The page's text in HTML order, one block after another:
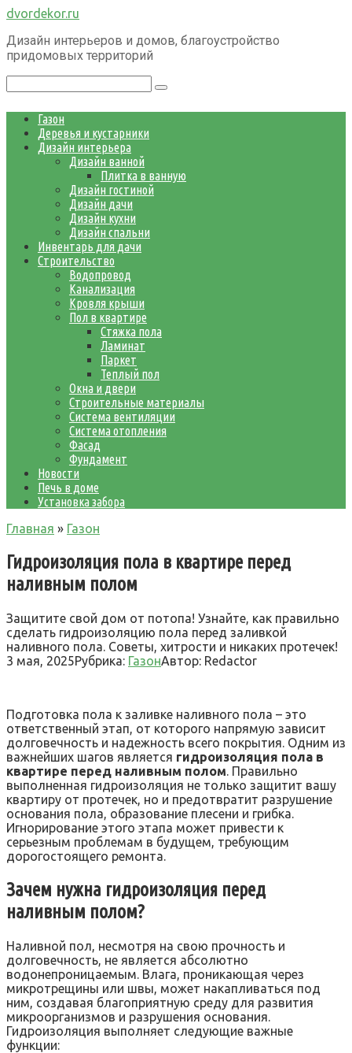
Перейти
контенту
dvordekor.ru
Дизайн интерьеров и домов, благоустройство
придомовых территорий
Газон
Деревья и кустарники
Дизайн интерьера
Дизайн ванной
Плитка в ванную
Дизайн гостиной
Дизайн дачи
Дизайн кухни
Дизайн спальни
Инвентарь для дачи
Строительство
Водопровод
Канализация
Кровля крыши
Пол в квартире
Стяжка пола
Ламинат
Паркет
Теплый пол
Окна и двери
Строительные материалы
Система вентиляции
Система отопления
Фасад
Фундамент
Новости
Печь в доме
Установка забора
Главная » Газон
Гидроизоляция пола в квартире перед
наливным полом
Защитите свой дом от потопа! Узнайте, как правильно
сделать гидроизоляцию пола перед заливкой
наливного пола. Советы, хитрости и никаких протечек!
3 мая, 2025Рубрика: ГазонАвтор: Redactor
Подготовка пола к заливке наливного пола – это
ответственный этап, от которого напрямую зависит
долговечность и надежность всего покрытия. Одним из
важнейших шагов является гидроизоляция пола в
квартире перед наливным полом. Правильно
выполненная гидроизоляция не только защитит вашу
квартиру от протечек, но и предотвратит разрушение
основания пола, образование плесени и грибка.
Игнорирование этого этапа может привести к
серьезным проблемам в будущем, требующим
дорогостоящего ремонта.
Зачем нужна гидроизоляция перед
наливным полом?
Наливной пол, несмотря на свою прочность и
долговечность, не является абсолютно
водонепроницаемым. Влага, проникающая через
микротрещины или швы, может накапливаться под
ним, создавая благоприятную среду для развития
микроорганизмов и разрушения основания.
Гидроизоляция выполняет следующие важные
функции: